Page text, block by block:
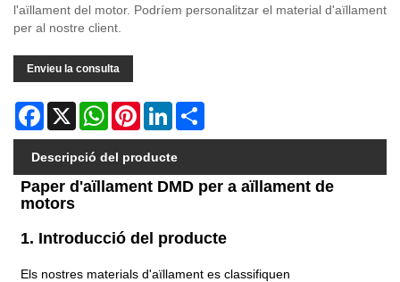
l'aïllament del motor. Podríem personalitzar el material d'aïllament
per al nostre client.
Envieu la consulta
Facebook
X WhatsAppPinterestLinkedIn
Descripció del producte
Paper d'aïllament DMD per a aïllament de
motors
1. Introducció del producte
Els nostres materials d'aïllament es classifiquen